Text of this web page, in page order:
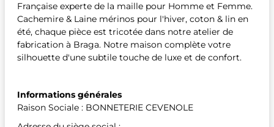
Française experte de la maille pour Homme et Femme.
Cachemire & Laine mérinos pour l'hiver, coton & lin en
été, chaque pièce est tricotée dans notre atelier de
fabrication à Braga. Notre maison complète votre
silhouette d'une subtile touche de luxe et de confort.
Informations générales
Raison Sociale : BONNETERIE CEVENOLE